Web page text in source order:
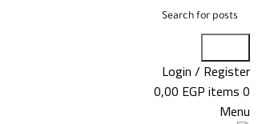
Login / Register
0
items
0,00 EGP
Menu